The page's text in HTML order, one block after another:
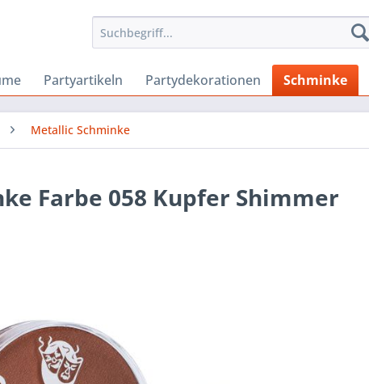
Partyartikeln Partydekorationen Schminke
Metallic Schminke
Farbe 058 Kupfer Shimmer